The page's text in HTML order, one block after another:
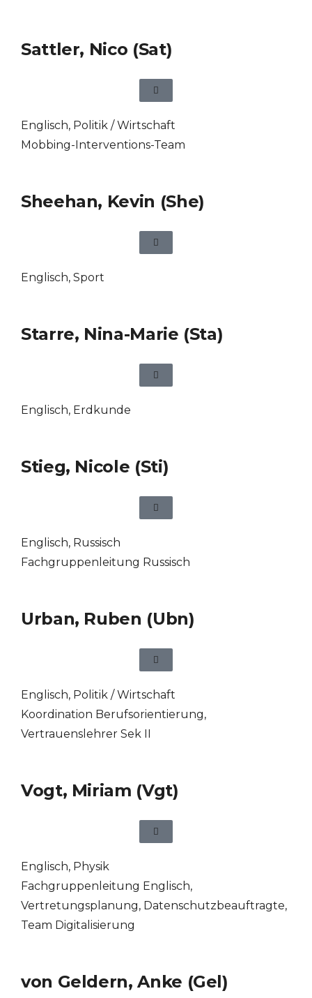
Sattler, Nico (Sat)
Englisch, Politik / Wirtschaft
Mobbing-Interventions-Team
Sheehan, Kevin (She)
Englisch, Sport
Starre, Nina-Marie (Sta)
Englisch, Erdkunde
Stieg, Nicole (Sti)
Englisch, Russisch
Fachgruppenleitung Russisch
Urban, Ruben (Ubn)
Englisch, Politik / Wirtschaft
Koordination Berufsorientierung,
Vertrauenslehrer Sek II
Vogt, Miriam (Vgt)
Englisch, Physik
Fachgruppenleitung Englisch,
Vertretungsplanung, Datenschutzbeauftragte,
Team Digitalisierung
von Geldern, Anke (Gel)